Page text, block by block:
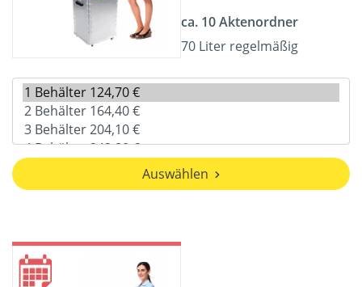
ca. 10 Aktenordner
70 Liter regelmäßig
Auswählen